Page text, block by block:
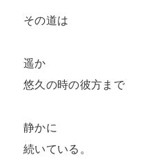
その道は
遥か
悠久の時の彼方まで
静かに
続いている。